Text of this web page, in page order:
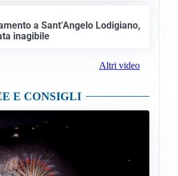
a Sant’Angelo Lodigiano,
inagibile
Altri video
E CONSIGLI